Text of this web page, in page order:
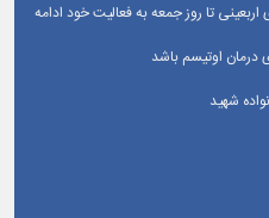
تا روز جمعه به فعالیت خود ادامه
اوتیسم باشد
شهید